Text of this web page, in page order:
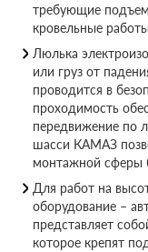
требующие
кровельные
Люлька
или груз от
проводится в
проходимость
передвижение по
шасси КАМАЗ
монтажной сферы
Для работ на
оборудование –
представляет
которое крепят